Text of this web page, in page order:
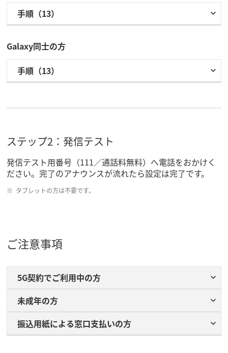
手順（13）
Galaxy同士の方
手順（13）
ステップ2：発信テスト
発信テスト用番号（111／通話料無料）へ電話をおかけく
ださい。完了のアナウンスが流れたら設定は完了です。
タブレットの方は不要です。
ご注意事項
5G契約でご利用中の方
未成年の方
振込用紙に​よる​窓口支払いの​方​